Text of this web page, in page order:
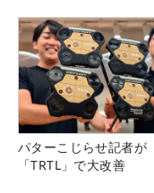
パターこじらせ記者が
「TRTL」で大改善